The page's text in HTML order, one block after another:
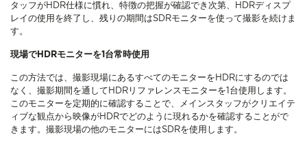
タッフがHDR仕様に慣れ、特徴の把握が確認でき次第、HDRディスプ
レイの使用を終了し、残りの期間はSDRモニターを使って撮影を続けま
す。
現場でHDRモニターを1台常時使用
この方法では、撮影現場にあるすべてのモニターをHDRにするのでは
なく、撮影期間を通してHDRリファレンスモニターを1台使用します。
このモニターを定期的に確認することで、メインスタッフがクリエイテ
ィブな観点から映像がHDRでどのように現れるかを確認することがで
きます。撮影現場の他のモニターにはSDRを使用します。